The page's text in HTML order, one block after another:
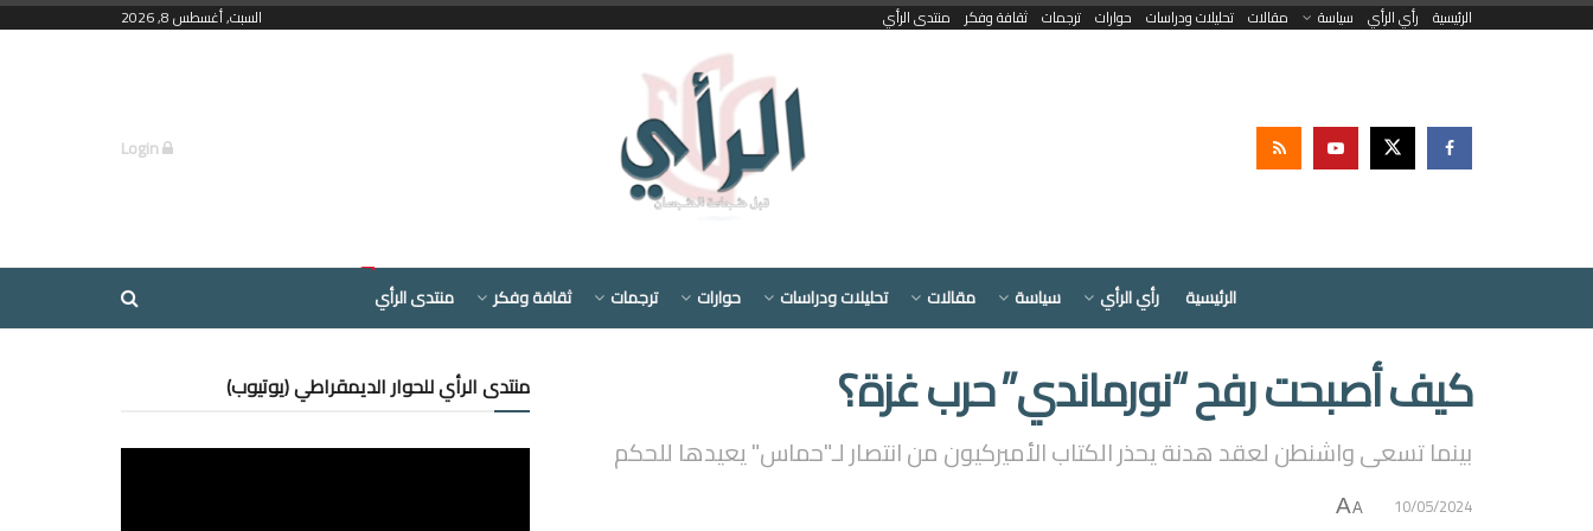
الرئيسية رأي الرأي سياسة مقالات تحليلات ودراسات حوارات ترجمات ثقافة وفكر منتدى الرأي السبت, أغسطس 8, 2026
الرئيسية رأي الرأي سياسة مقالات تحليلات ودراسات حوارات ترجمات ثقافة وفكر منتدى الرأي
كيف أصبحت رفح “نورماندي” حرب غزة؟
بينما تسعى واشنطن لعقد هدنة يحذر الكتاب الأميركيون من انتصار لـ"حماس" يعيدها للحكم
10/05/2024
A
A
منتدى الرأي للحوار الديمقراطي (يوتيوب)